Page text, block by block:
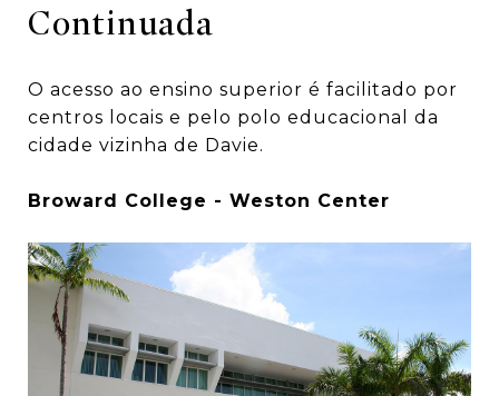
Continuada
O acesso ao ensino superior é facilitado por
centros locais e pelo polo educacional da
cidade vizinha de Davie.
Broward College - Weston Center